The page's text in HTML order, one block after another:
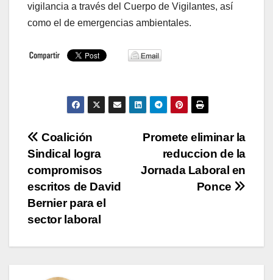
vigilancia a través del Cuerpo de Vigilantes, así
como el de emergencias ambientales.
Navegación
de
entradas
Promete eliminar la
reduccion de la
Jornada Laboral en
Ponce
Coalición
Sindical logra
compromisos
escritos de David
Bernier para el
sector laboral